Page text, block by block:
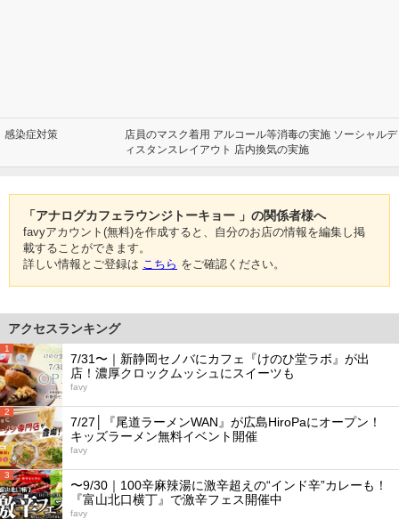
感染症対策
店員のマスク着用 アルコール等消毒の実施 ソーシャルデ
ィスタンスレイアウト 店内換気の実施
「アナログカフェラウンジトーキョー 」の関係者様へ
favyアカウント(無料)を作成すると、自分のお店の情報を編集し掲
載することができます。
詳しい情報とご登録は こちら をご確認ください。
アクセスランキング
1
7/31〜｜新静岡セノバにカフェ『けのひ堂ラボ』が出
店！濃厚クロックムッシュにスイーツも
favy
2
7/27│『尾道ラーメンWAN』が広島HiroPaにオープン！
キッズラーメン無料イベント開催
favy
3
〜9/30｜100辛麻辣湯に激辛超えの“インド辛”カレーも！
『富山北口横丁』で激辛フェス開催中
favy